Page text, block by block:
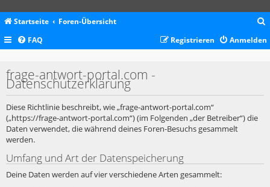
Startseite Foren-Übersicht
c
FAQ Anmelden
Registrieren
frage-antwort-portal.com -
Datenschutzerklärung
Diese Richtlinie beschreibt, wie „frage-antwort-portal.com“
(„https://frage-antwort-portal.com“) (im Folgenden „der Betreiber“) die
Daten verwendet, die während deines Foren-Besuchs gesammelt
werden.
Umfang und Art der Datenspeicherung
Deine Daten werden auf vier verschiedene Arten gesammelt: